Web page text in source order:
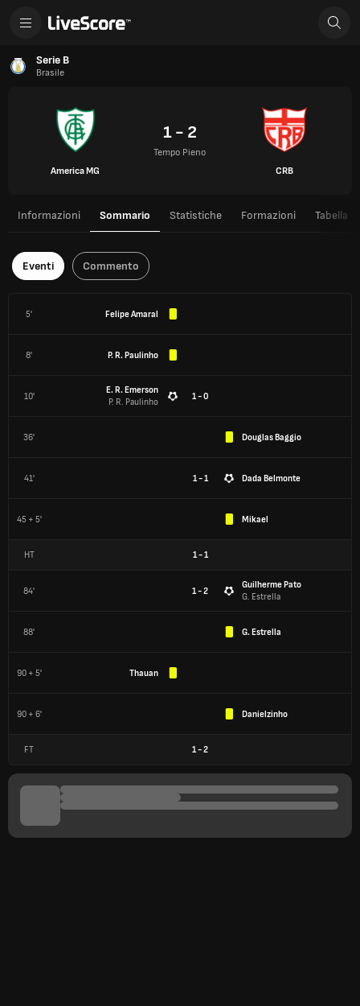
Serie B
Brasile
America MG
1 - 2
Tempo Pieno
CRB
Informazioni Sommario Statistiche Formazioni Tabella
Eventi Commento
5' Felipe Amaral
8' P. R. Paulinho
10'
E. R. Emerson
P. R. Paulinho
1 - 0
36' Douglas Baggio
41' 1 - 1 Dada Belmonte
45 + 5' Mikael
HT 1-1
84' 1 - 2
Guilherme Pato
G. Estrella
88' G. Estrella
90 + 5' Thauan
90 + 6' Danielzinho
FT 1-2